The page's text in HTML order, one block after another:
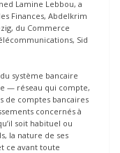
Lamine Lebbou, a
Finances, Abdelkrim
du Commerce
Sid
du système bancaire
— réseau qui compte,
de comptes bancaires
concernés à
soit habituel ou
la nature de ses
ce avant toute